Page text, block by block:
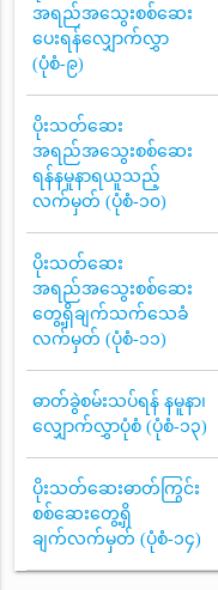
အရည်အသွေးစစ်ဆေး
ပေးရန်လျှောက်လွှာ
(ပုံစံ-၉)
ပိုးသတ်ဆေး
အရည်အသွေးစစ်ဆေး
ရန်နမူနာရယူသည့်
လက်မှတ် (ပုံစံ-၁၀)
ပိုးသတ်ဆေး
အရည်အသွေးစစ်ဆေး
တွေ့ရှိချက်သက်သေခံ
လက်မှတ် (ပုံစံ-၁၁)
ဓာတ်ခွဲစမ်းသပ်ရန် နမူနာ၊
လျှောက်လွှာပုံစံ (ပုံစံ-၁၃)
ပိုးသတ်ဆေးဓာတ်ကြွင်း
စစ်ဆေးတွေ့ရှိ
ချက်လက်မှတ် (ပုံစံ-၁၄)